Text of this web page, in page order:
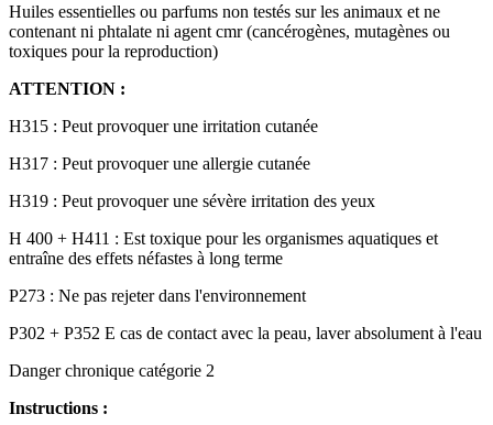
Huiles essentielles ou parfums non testés sur les animaux et ne
contenant ni phtalate ni agent cmr (cancérogènes, mutagènes ou
toxiques pour la reproduction)
ATTENTION :
H315 : Peut provoquer une irritation cutanée
H317 : Peut provoquer une allergie cutanée
H319 : Peut provoquer une sévère irritation des yeux
H 400 + H411 : Est toxique pour les organismes aquatiques et
entraîne des effets néfastes à long terme
P273 : Ne pas rejeter dans l'environnement
P302 + P352 E cas de contact avec la peau, laver absolument à l'eau
Danger chronique catégorie 2
Instructions :